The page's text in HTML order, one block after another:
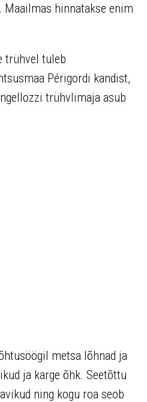
hinnatakse enim
trühvel tuleb
Périgordi kandist,
trühvlimaja asub
metsa lõhnad ja
ja karge õhk. Seetõttu
ning kogu roa seob